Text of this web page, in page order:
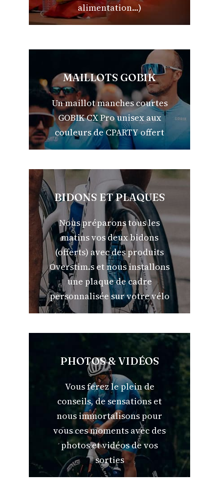
alimentation…)
MAILLOTS GOBIK
Un maillot manches courtes
GOBIK CX Pro unisex aux
couleurs de CPARTY offert
BIDONS ET PLAQUES
Nous préparons tous les
matins vos deux bidons
(offerts) avec des produits
Overstim.s et nous installons
une plaque de cadre
personnalisée sur votre vélo
PHOTOS & VIDÉOS
Vous ferez le plein de
conseils, de sensations et
nous immortalisons pour
vous ces moments avec des
photos et vidéos de vos
sorties